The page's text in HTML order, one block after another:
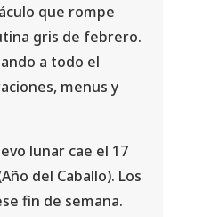
que rompe
gris de febrero.
a todo el
menus y
lunar cae el 17
del Caballo). Los
fin de semana.